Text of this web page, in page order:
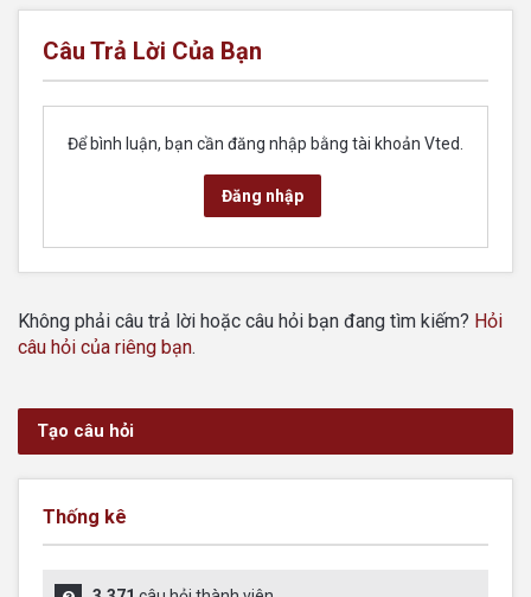
Câu Trả Lời Của Bạn
Để bình luận, bạn cần đăng nhập bằng tài khoản Vted.
Đăng nhập
Không phải câu trả lời hoặc câu hỏi bạn đang tìm kiếm? Hỏi
câu hỏi của riêng bạn.
Tạo câu hỏi
Thống kê